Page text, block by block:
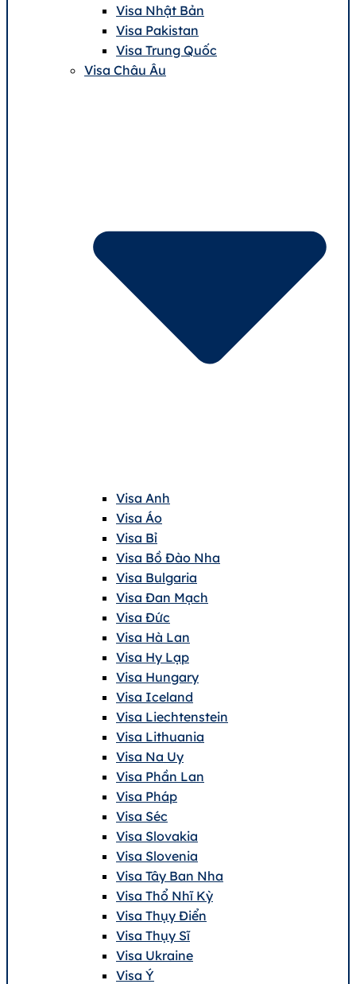
Visa Nhật Bản
Visa Pakistan
Visa Trung Quốc
Visa Châu Âu
Visa Anh
Visa Áo
Visa Bỉ
Visa Bồ Đào Nha
Visa Bulgaria
Visa Đan Mạch
Visa Đức
Visa Hà Lan
Visa Hy Lạp
Visa Hungary
Visa Iceland
Visa Liechtenstein
Visa Lithuania
Visa Na Uy
Visa Phần Lan
Visa Pháp
Visa Séc
Visa Slovakia
Visa Slovenia
Visa Tây Ban Nha
Visa Thổ Nhĩ Kỳ
Visa Thụy Điển
Visa Thụy Sĩ
Visa Ukraine
Visa Ý